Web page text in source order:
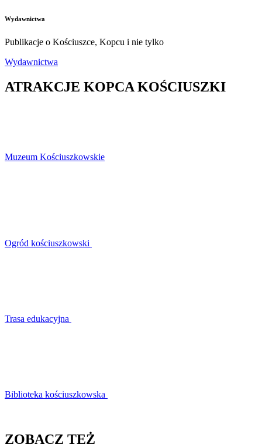
Wydawnictwa
Publikacje o Kościuszce, Kopcu i nie tylko
Wydawnictwa
ATRAKCJE KOPCA KOŚCIUSZKI
Muzeum Kościuszkowskie
Ogród kościuszkowski
Trasa edukacyjna
Biblioteka kościuszkowska
ZOBACZ TEŻ